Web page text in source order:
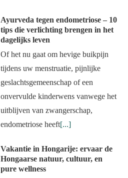
Ayurveda tegen endometriose – 10
tips die verlichting brengen in het
dagelijks leven
Of het nu gaat om hevige buikpijn
tijdens uw menstruatie, pijnlijke
geslachtsgemeenschap of een
onvervulde kinderwens vanwege het
uitblijven van zwangerschap,
endometriose heeft[...]
Vakantie in Hongarije: ervaar de
Hongaarse natuur, cultuur, en
pure wellness